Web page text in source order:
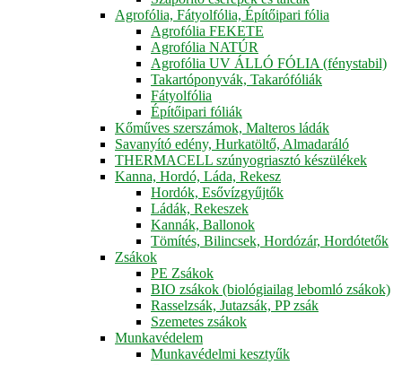
Agrofólia, Fátyolfólia, Építőipari fólia
Agrofólia FEKETE
Agrofólia NATÚR
Agrofólia UV ÁLLÓ FÓLIA (fénystabil)
Takartóponyvák, Takarófóliák
Fátyolfólia
Építőipari fóliák
Kőműves szerszámok, Malteros ládák
Savanyító edény, Hurkatöltő, Almadaráló
THERMACELL szúnyogriasztó készülékek
Kanna, Hordó, Láda, Rekesz
Hordók, Esővízgyűjtők
Ládák, Rekeszek
Kannák, Ballonok
Tömítés, Bilincsek, Hordózár, Hordótetők
Zsákok
PE Zsákok
BIO zsákok (biológiailag lebomló zsákok)
Rasselzsák, Jutazsák, PP zsák
Szemetes zsákok
Munkavédelem
Munkavédelmi kesztyűk